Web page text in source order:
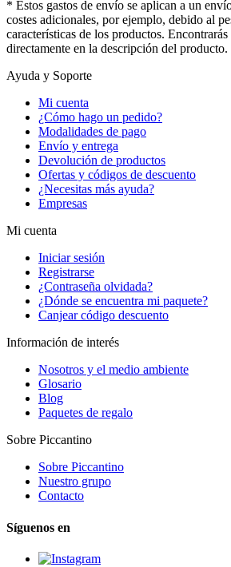
* Estos gastos de envío se aplican a un
costes adicionales, por ejemplo, debido al
características de los productos.
directamente en la descripción del producto.
Ayuda y Soporte
Mi cuenta
¿Cómo hago un pedido?
Modalidades de pago
Envío y entrega
Devolución de productos
Ofertas y códigos de descuento
¿Necesitas más ayuda?
Empresas
Mi cuenta
Iniciar sesión
Registrarse
¿Contraseña olvidada?
¿Dónde se encuentra mi paquete?
Canjear código descuento
Información de interés
Nosotros y el medio ambiente
Glosario
Blog
Paquetes de regalo
Sobre Piccantino
Sobre Piccantino
Nuestro grupo
Contacto
Síguenos en